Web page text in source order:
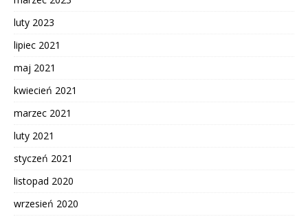
luty 2023
lipiec 2021
maj 2021
kwiecień 2021
marzec 2021
luty 2021
styczeń 2021
listopad 2020
wrzesień 2020